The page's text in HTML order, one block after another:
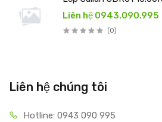
Liên hệ 0943.090.995
(0)
Liên hệ chúng tôi
Hotline: 0943 090 995